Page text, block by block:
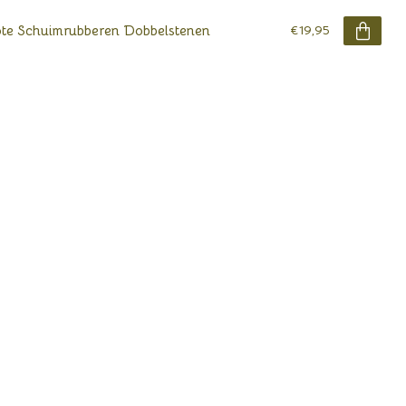
Schuimrubberen Dobbelstenen €19,95